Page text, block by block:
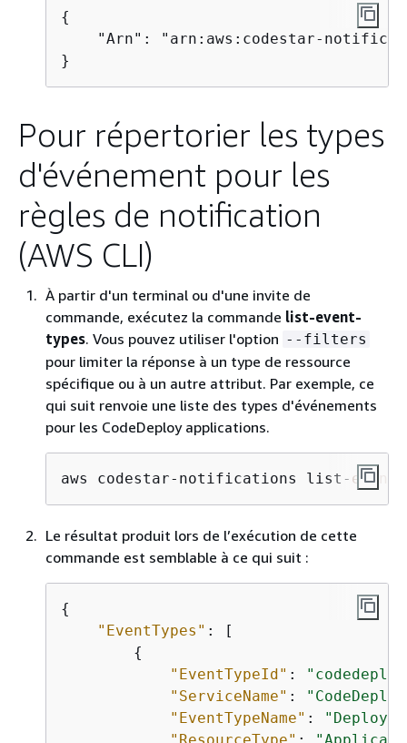
{
"Arn": "arn:aws:codestar-
}
Pour répertorier les types
d'événement pour les
règles de notification
(AWS CLI)
À partir d'un terminal ou d'une invite de
commande, exécutez la commande list-event-
types. Vous pouvez utiliser l'option --filters
pour limiter la réponse à un type de ressource
spécifique ou à un autre attribut. Par exemple, ce
qui suit renvoie une liste des types d'événements
pour les CodeDeploy applications.
aws codestar-notifications list- event
Le résultat produit lors de l’exécution de cette
commande est semblable à ce qui suit :
{
"EventTypes" : [
{
"EventTypeId" :
"ServiceName" :
"EventTypeName" :